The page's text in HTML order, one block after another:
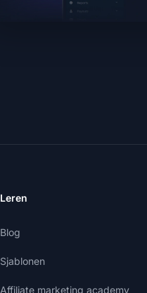
Leren
Blog
Sjablonen
Affiliate marketing academy